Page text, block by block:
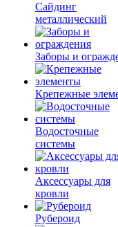
Сайдинг
металлический
Заборы и
Крепежные
Водосточные
системы
Аксессуары для
кровли
Рубероид